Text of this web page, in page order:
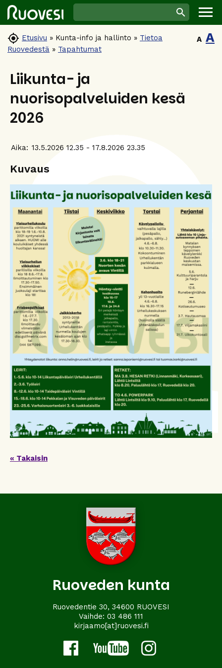
 Etusivu » Kunta-info ja hallinto » Tietoa
Ruovedestä » Tapahtumat
A A
Liikunta- ja
nuorisopalveluiden kesä
2026
Aika: 13.5.2026 12.35 - 17.8.2026 23.35
Kuvaus
« Takaisin
Ruoveden kunta
Ruovedentie 30, 34600 RUOVESI
Vaihde: 03 486 111
kirjaamo[at]ruovesi.fi